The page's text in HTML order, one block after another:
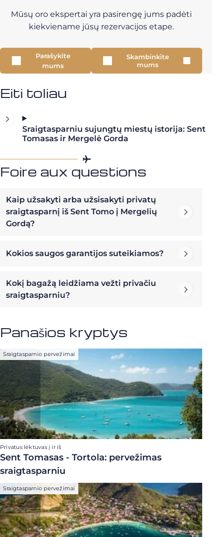
Mūsų oro ekspertai yra pasirengę jums padėti
kiekviename jūsų rezervacijos etape.
Parašykite
mums
Skambinkite
mums
Eiti toliau
Sraigtasparniu sujungtų miestų istorija: Sent
Tomasas ir Mergelė Gorda
Foire aux questions
Kaip užsakyti arba užsisakyti privatų
sraigtasparnį iš Sent Tomo į Mergelių
Gordą?
Kokios saugos garantijos suteikiamos?
Kokį bagažą leidžiama vežti privačiu
sraigtasparniu?
Panašios kryptys
Sraigtasparnio pervežimai
Privatus lėktuvas į ir iš
Sent Tomasas - Tortola: pervežimas
sraigtasparniu
Sraigtasparnio pervežimai